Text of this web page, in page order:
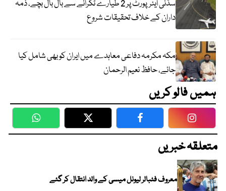
سڈنی ایئرپورٹ پر 2 طیارے ٹکرانے سے بال بال بچے، ذمہ
داران کے خلاف تحقیقات شروع
مکہ مکرمہ دفاعی معاہدے میں ایران کو بھی شامل کیا
جائے، حافظ نعیم الرحمان
ہمیں فالو کریں
WhatsApp Twitter Facebook
متعلقہ خبریں
معروف فٹبالر لیونل میسی کے والد انتقال کر گئے